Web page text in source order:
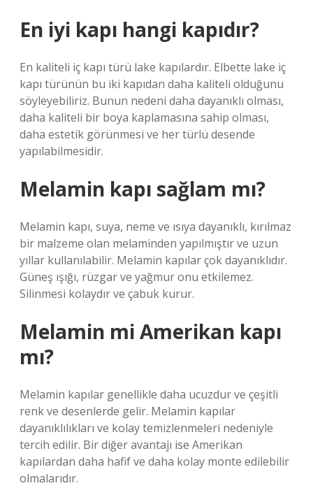
En iyi kapı hangi kapıdır?
En kaliteli iç kapı türü lake kapılardır. Elbette lake iç
kapı türünün bu iki kapıdan daha kaliteli olduğunu
söyleyebiliriz. Bunun nedeni daha dayanıklı olması,
daha kaliteli bir boya kaplamasına sahip olması,
daha estetik görünmesi ve her türlü desende
yapılabilmesidir.
Melamin kapı sağlam mı?
Melamin kapı, suya, neme ve ısıya dayanıklı, kırılmaz
bir malzeme olan melaminden yapılmıştır ve uzun
yıllar kullanılabilir. Melamin kapılar çok dayanıklıdır.
Güneş ışığı, rüzgar ve yağmur onu etkilemez.
Silinmesi kolaydır ve çabuk kurur.
Melamin mi Amerikan kapı
mı?
Melamin kapılar genellikle daha ucuzdur ve çeşitli
renk ve desenlerde gelir. Melamin kapılar
dayanıklılıkları ve kolay temizlenmeleri nedeniyle
tercih edilir. Bir diğer avantajı ise Amerikan
kapılardan daha hafif ve daha kolay monte edilebilir
olmalarıdır.